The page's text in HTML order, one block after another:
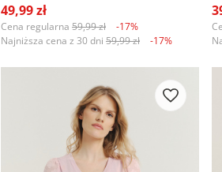
49,99 zł
Cena regularna 59,99 zł
-17%
Najniższa cena z 30 dni 59,99 zł -17%